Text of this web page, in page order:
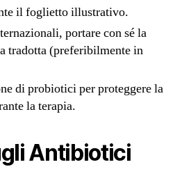
il foglietto illustrativo.
portare con sé la
tradotta (preferibilmente in
di probiotici per proteggere la
la terapia.
Antibiotici